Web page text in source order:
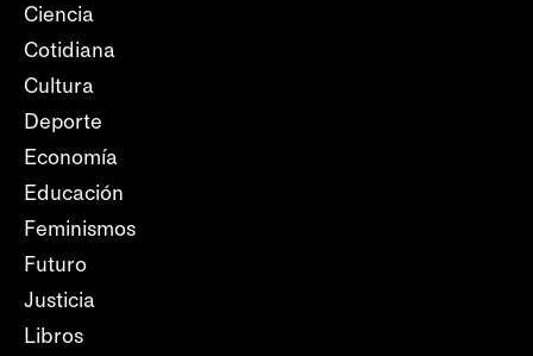
Ciencia
Cotidiana
Cultura
Deporte
Economía
Educación
Feminismos
Futuro
Justicia
Libros